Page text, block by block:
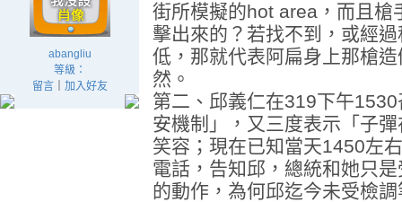
abangliu
等級：
留言｜ 加入好友
街所模擬的hot area，而且槍
擊出來的？若找不到，或經
低，那就代表阿扁身上那槍
然。
第二、邱義仁在319下午
安機制」，又三度表示「子
笑容；現在已知當天1450左
電話，告知邱，總統和她只
的動作，為何邱迄今未受檢